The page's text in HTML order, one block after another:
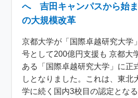
へ 吉田キャンパスから始
の大規模改革
京都大学が「国際卓越研究大
号として200億円支援も 京都大
ある「国際卓越研究大学」に正
しとなりました。これは、東北
学に続く国内3校目の認定とな